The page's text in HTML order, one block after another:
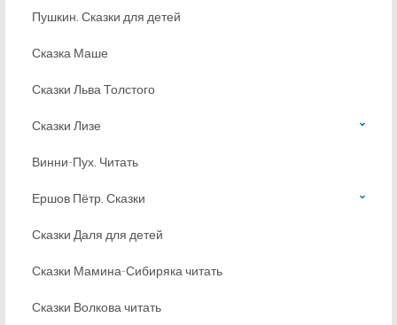
Пушкин. Сказки для детей
Сказка Маше
Сказки Льва Толстого
Сказки Лизе
Винни-Пух. Читать
Ершов Пётр. Сказки
Сказки Даля для детей
Сказки Мамина-Сибиряка читать
Сказки Волкова читать